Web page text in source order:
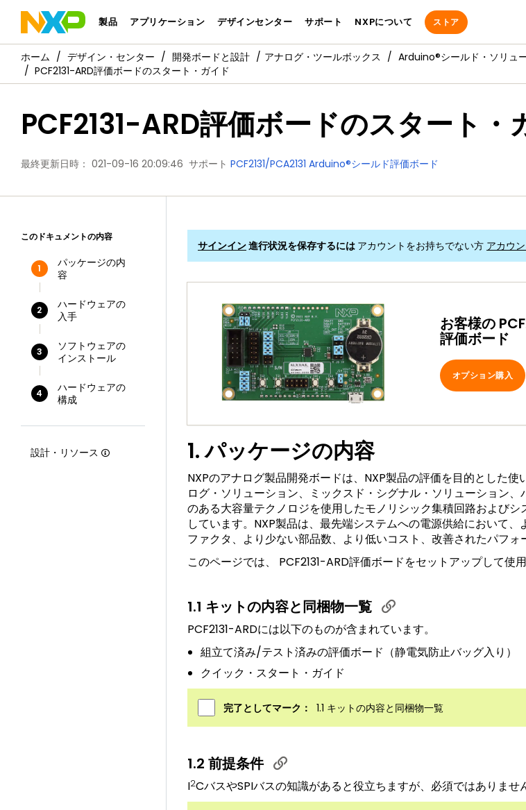
製品 アプリケーション デザインセンター サポート NXPについて ストア
デザイン・センター 開発ボードと設計 アナログ・ツールボックス Arduino®シールド・ソリュ
PCF2131-ARD評価ボードのスタート・ガイド
PCF2131-ARD評価ボードのスタート・
最終更新日時： 021-09-16 20:09:46 サポート PCF2131/PCA2131 Arduino®シールド評価ボード
このドキュメントの内容
1
パッケージの内
容
2
ハードウェアの
入手
3
ソフトウェアの
インストール
4
ハードウェアの
構成
設計・リソース
サインイン進行状況を保存するには アカウントをお持ちでない方 アカウ
お客様の
評価ボード
オプション購入
1. パッケージの内容
NXPのアナログ製品開発ボードは、NXP製品の評価を目的とした
ログ・ソリューション、ミックスド・シグナル・ソリューション
のある大容量テクノロジを使用したモノリシック集積回路および
しています。NXP製品は、最先端システムへの電源供給において
ファクタ、より少ない部品数、より低いコスト、改善されたパフォ
このページでは、 PCF2131-ARD評価ボードをセットアップして使
1.1 キットの内容と同梱物一覧
PCF2131-ARDには以下のものが含まれています。
組立て済み/テスト済みの評価ボード（静電気防止バッグ入り）
クイック・スタート・ガイド
完了としてマーク： 1.1 キットの内容と同梱物一覧
1.2 前提条件
I2CバスやSPIバスの知識があると役立ちますが、必須ではありませ